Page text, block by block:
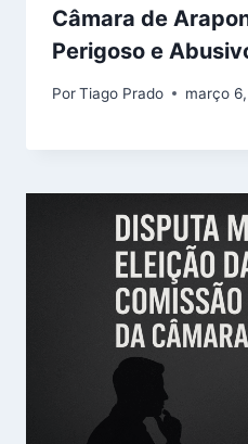
Câmara de
Perigoso e
PorTiago Prado março